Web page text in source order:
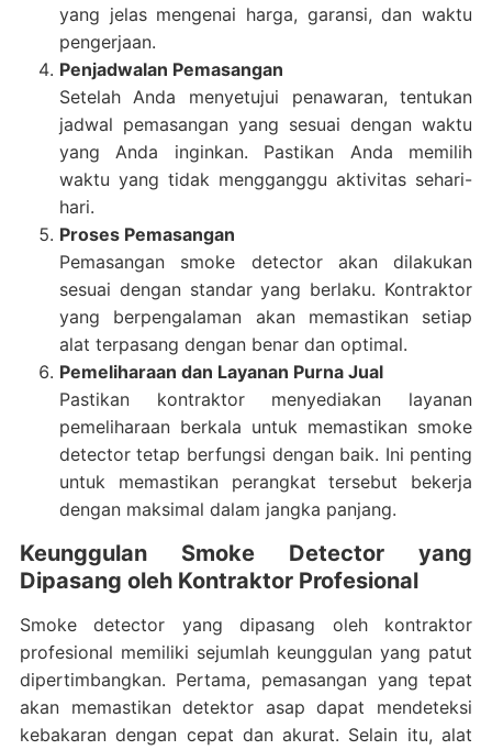
yang jelas mengenai harga, garansi, dan waktu
pengerjaan.
Penjadwalan Pemasangan
Setelah Anda menyetujui penawaran, tentukan
jadwal pemasangan yang sesuai dengan waktu
yang Anda inginkan. Pastikan Anda memilih
waktu yang tidak mengganggu aktivitas sehari-
hari.
Proses Pemasangan
Pemasangan smoke detector akan dilakukan
sesuai dengan standar yang berlaku. Kontraktor
yang berpengalaman akan memastikan setiap
alat terpasang dengan benar dan optimal.
Pemeliharaan dan Layanan Purna Jual
Pastikan kontraktor menyediakan layanan
pemeliharaan berkala untuk memastikan smoke
detector tetap berfungsi dengan baik. Ini penting
untuk memastikan perangkat tersebut bekerja
dengan maksimal dalam jangka panjang.
Keunggulan Smoke Detector yang
Dipasang oleh Kontraktor Profesional
Smoke detector yang dipasang oleh kontraktor
profesional memiliki sejumlah keunggulan yang patut
dipertimbangkan. Pertama, pemasangan yang tepat
akan memastikan detektor asap dapat mendeteksi
kebakaran dengan cepat dan akurat. Selain itu, alat